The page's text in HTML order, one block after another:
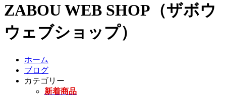
ZABOU WEB SHOP（ザボウ
ウェブショップ）
ホーム
ブログ
カテゴリー
新着商品